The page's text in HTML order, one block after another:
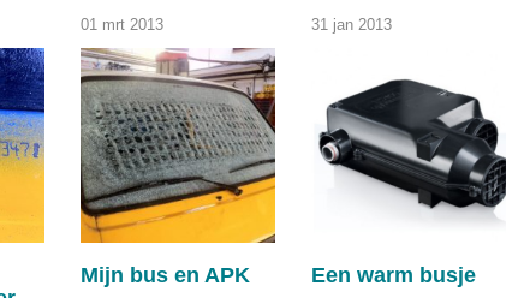
01 mrt 2013
Mijn bus en APK
31 jan 2013
Een warm busje